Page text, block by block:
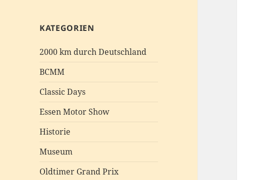
KATEGORIEN
2000 km durch Deutschland
BCMM
Classic Days
Essen Motor Show
Historie
Museum
Oldtimer Grand Prix